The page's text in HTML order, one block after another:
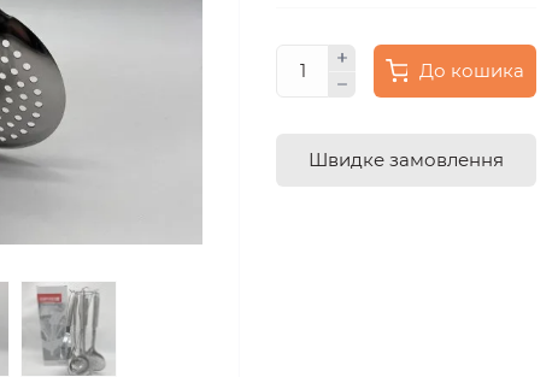
До кошика
Швидке замовлення